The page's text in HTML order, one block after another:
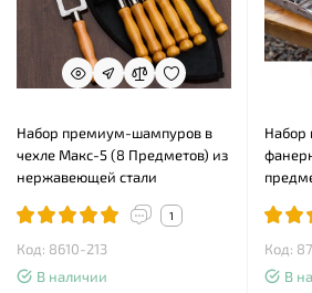
Набор премиум-шампуров в
чехле Макс-5 (8 Предметов) из
нержавеющей стали
1
Код: 8610-213
В наличии
Набор
Код:
В